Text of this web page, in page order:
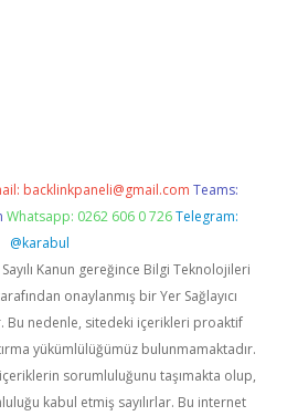
backlinkpaneli@gmail.com Teams:
Whatsapp: 0262 606 0 726 Telegram:
@karabul
Kanun gereğince Bilgi Teknolojileri
onaylanmış bir Yer Sağlayıcı
Bu nedenle, sitedeki içerikleri proaktif
yükümlülüğümüz bulunmamaktadır.
sorumluluğunu taşımakta olup,
kabul etmiş sayılırlar. Bu internet